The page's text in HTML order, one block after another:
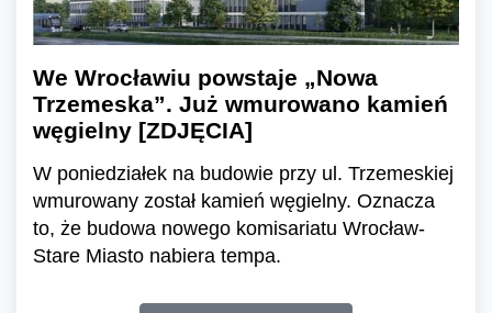
We Wrocławiu powstaje „Nowa
Trzemeska”. Już wmurowano kamień
węgielny [ZDJĘCIA]
W poniedziałek na budowie przy ul. Trzemeskiej
wmurowany został kamień węgielny. Oznacza
to, że budowa nowego komisariatu Wrocław-
Stare Miasto nabiera tempa.